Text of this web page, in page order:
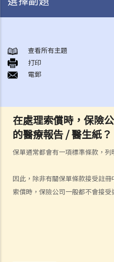
在處理索償時，保險
的醫療報告 / 醫生紙？
保單通常都會有一項標準條款，
因此，除非有關保單條款接受註
索償時，保險公司一般都不會接受
A. 火葬
B. 骨灰安置所（靈灰安置所）
C. 土葬
E. 骨灰撒海
F. 遺體／骨殖／骨灰出入香港
人身傷亡
傷者本人
我受傷後，何時可提出申索？
如何就人身傷害提出申索？
查看所有主題
打印
電郵